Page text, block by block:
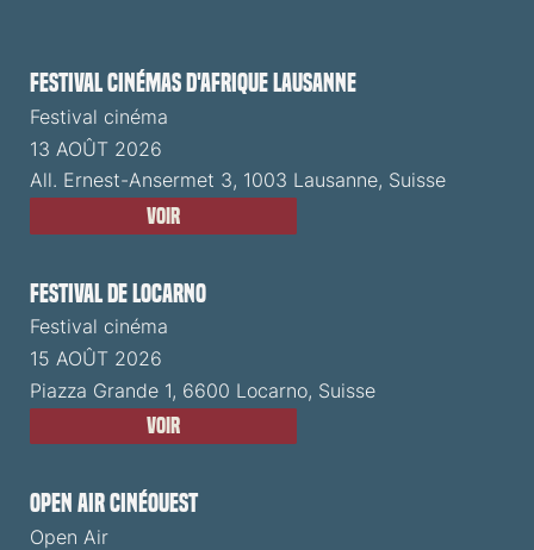
Festival cinémas d'Afrique Lausanne
Festival cinéma
13 AOÛT 2026
All. Ernest-Ansermet 3, 1003 Lausanne, Suisse
Voir
Festival de Locarno
Festival cinéma
15 AOÛT 2026
Piazza Grande 1, 6600 Locarno, Suisse
Voir
Open Air CinéOuest
Open Air